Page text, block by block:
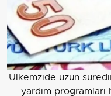
Ülkemzide uzun
yardım